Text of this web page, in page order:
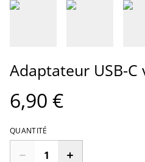
Adaptateur USB-C
6,90 €
QUANTITÉ